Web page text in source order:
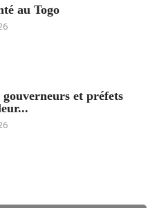
au Togo
gouverneurs et préfets